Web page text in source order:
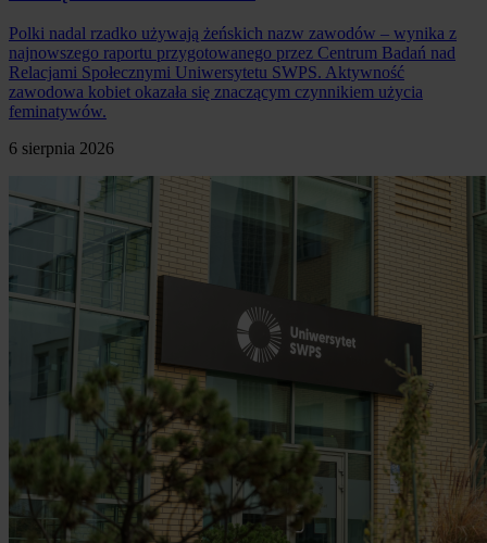
Polki nadal rzadko używają żeńskich nazw zawodów – wynika z
najnowszego raportu przygotowanego przez Centrum Badań nad
Relacjami Społecznymi Uniwersytetu SWPS. Aktywność
zawodowa kobiet okazała się znaczącym czynnikiem użycia
feminatywów.
6 sierpnia 2026